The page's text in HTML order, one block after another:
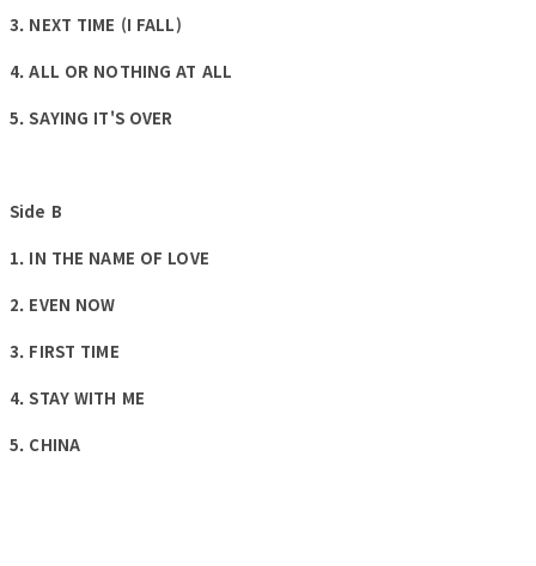
3. NEXT TIME (I FALL)
4. ALL OR NOTHING AT ALL
5. SAYING IT'S OVER
Side B
1. IN THE NAME OF LOVE
2. EVEN NOW
3. FIRST TIME
4. STAY WITH ME
5. CHINA